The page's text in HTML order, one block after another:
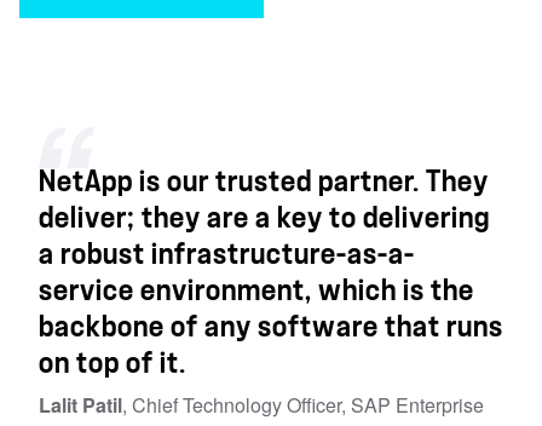
NetApp is our trusted partner. They
deliver; they are a key to delivering
a robust infrastructure-as-a-
service environment, which is the
backbone of any software that runs
on top of it.
Lalit Patil, Chief Technology Officer, SAP Enterprise